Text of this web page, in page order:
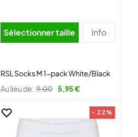
Sélectionner taille Info
RSL Socks M 1-pack White/Black
Au lieu de: 9,00 5,95 €
- 22%